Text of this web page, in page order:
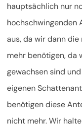
hauptsächlich nur
hochschwingenden
aus, da wir dann
mehr benötigen, da
gewachsen sind
eigenen
benötigen diese
nicht mehr. Wir